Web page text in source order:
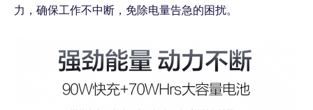
力，确保工作不中断，免除电量告急的困扰。